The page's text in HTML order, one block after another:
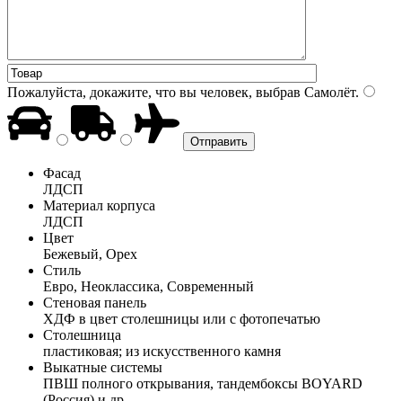
Пожалуйста, докажите, что вы человек, выбрав Самолёт.
Фасад
ЛДСП
Материал корпуса
ЛДСП
Цвет
Бежевый, Орех
Стиль
Евро, Неоклассика, Современный
Стеновая панель
ХДФ в цвет столешницы или с фотопечатью
Столешница
пластиковая; из искусственного камня
Выкатные системы
ПВШ полного открывания, тандембоксы BOYARD